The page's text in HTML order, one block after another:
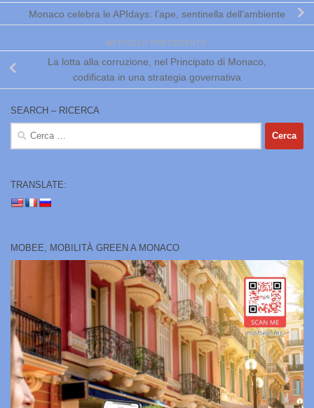
Monaco celebra le APIdays: l’ape, sentinella dell’ambiente
ARTICOLO PRECEDENTE
La lotta alla corruzione, nel Principato di Monaco,
codificata in una strategia governativa
SEARCH – RICERCA
Ricerca
TRANSLATE:
MOBEE, MOBILITÀ GREEN A MONACO